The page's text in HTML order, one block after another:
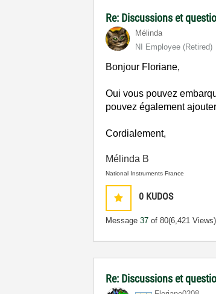
Re: Discussions et
Mélinda
NI Employee (retired)
Bonjour Floriane,
Oui vous pouvez
pouvez également
Cordialement,
Mélinda B
National Instruments France
0 KUDOS
Message37 of 80(6,421 Views)
Re: Discussions et